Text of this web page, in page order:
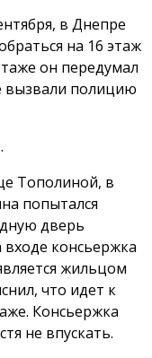
в Днепре
на 16 этаж
он передумал
вызвали полицию
.
Тополиной, в
попытался
дверь
консьержка
жильцом
что идет к
Консьержка
не впускать.